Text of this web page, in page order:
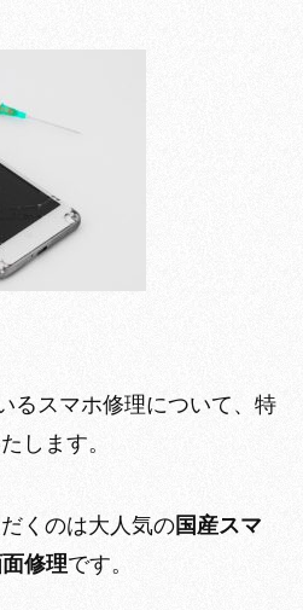
るスマホ修理について、特
します。
くのは大人気の国産スマ
修理です。